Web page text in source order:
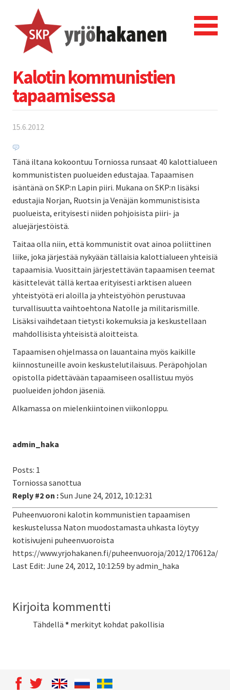
Kalotin kommunistien
tapaamisessa
15.6.2012
Tänä iltana kokoontuu Torniossa runsaat 40 kalottialueen
kommunististen puolueiden edustajaa. Tapaamisen
isäntänä on SKP:n Lapin piiri. Mukana on SKP:n lisäksi
edustajia Norjan, Ruotsin ja Venäjän kommunistisista
puolueista, erityisesti niiden pohjoisista piiri- ja
aluejärjestöistä.
Taitaa olla niin, että kommunistit ovat ainoa poliittinen
liike, joka järjestää nykyään tällaisia kalottialueen yhteisiä
tapaamisia. Vuosittain järjestettävän tapaamisen teemat
käsittelevät tällä kertaa erityisesti arktisen alueen
yhteistyötä eri aloilla ja yhteistyöhön perustuvaa
turvallisuutta vaihtoehtona Natolle ja militarismille.
Lisäksi vaihdetaan tietysti kokemuksia ja keskustellaan
mahdollisista yhteisistä aloitteista.
Tapaamisen ohjelmassa on lauantaina myös kaikille
kiinnostuneille avoin keskustelutilaisuus. Peräpohjolan
opistolla pidettävään tapaamiseen osallistuu myös
puolueiden johdon jäseniä.
Alkamassa on mielenkiintoinen viikonloppu.
admin_haka
Posts: 1
Torniossa sanottua
Reply #2 on :Sun June 24, 2012, 10:12:31
Puheenvuoroni kalotin kommunistien tapaamisen
keskustelussa Naton muodostamasta uhkasta löytyy
kotisivujeni puheenvuoroista
https://www.yrjohakanen.fi/puheenvuoroja/2012/170612a/
Last Edit: June 24, 2012, 10:12:59 by admin_haka
Kirjoita kommentti
Tähdellä * merkityt kohdat pakollisia